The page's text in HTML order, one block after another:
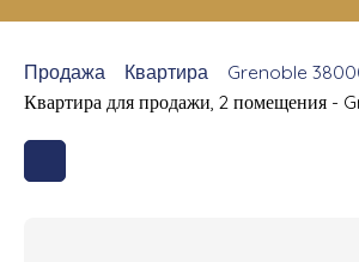
Продажа Квартира
Grenoble
Квартира для продажи, 2 помещения -